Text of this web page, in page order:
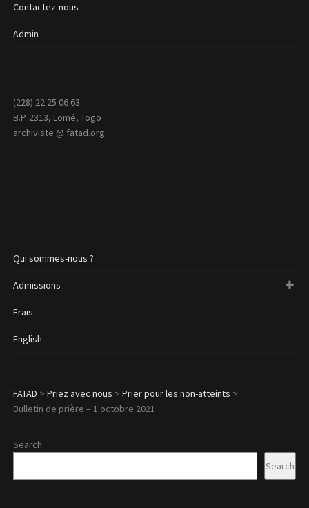
Contactez-nous
Admin
(228) 22 25 06 63
B.P. 2313, Lomé, Togo
archiviste @ fatad.org
Qui sommes-nous ?
Admissions
Frais
English
FATAD > Priez avec nous > Prier pour les non-atteints >
Bulletin de prière – 1 octobre 2021
Search
Search